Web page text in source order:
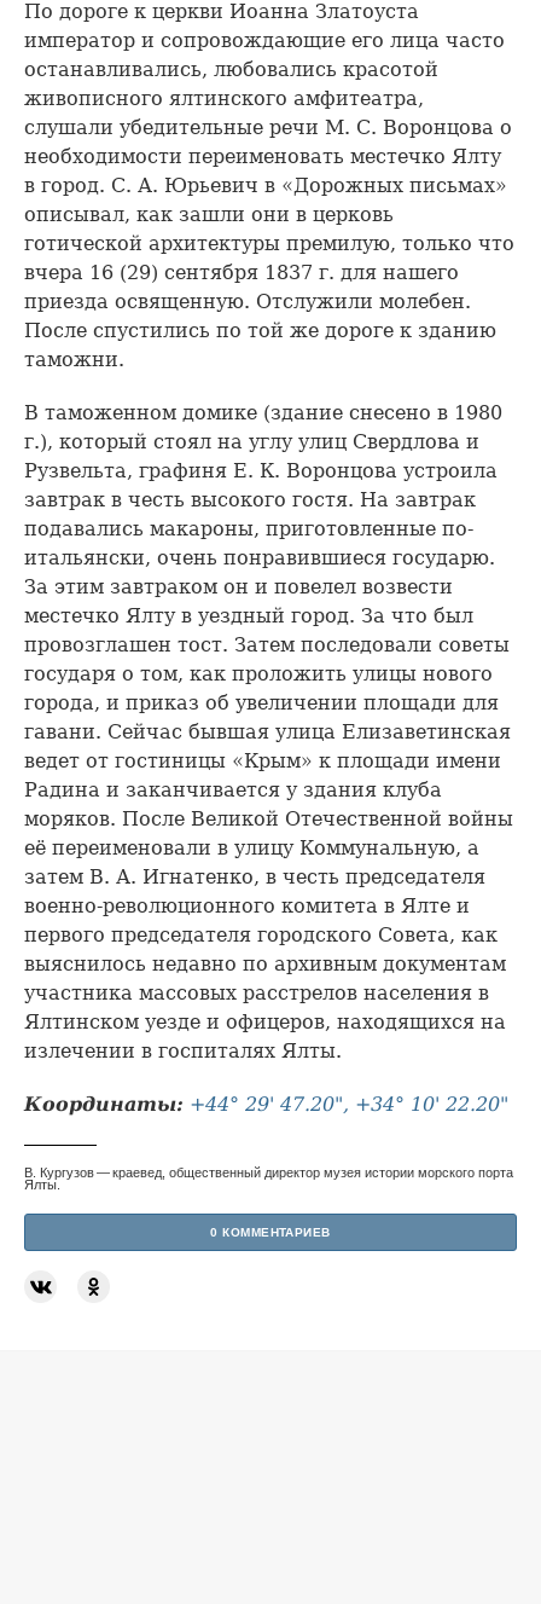
По дороге к церкви Иоанна Златоуста
император и сопровождающие его лица часто
останавливались, любовались красотой
живописного ялтинского амфитеатра,
слушали убедительные речи М. С. Воронцова о
необходимости переименовать местечко Ялту
в город. С. А. Юрьевич в «Дорожных письмах»
описывал, как зашли они в церковь
готической архитектуры премилую, только что
вчера 16 (29) сентября 1837 г. для нашего
приезда освященную. Отслужили молебен.
После спустились по той же дороге к зданию
таможни.
В таможенном домике (здание снесено в 1980
г.), который стоял на углу улиц Свердлова и
Рузвельта, графиня Е. К. Воронцова устроила
завтрак в честь высокого гостя. На завтрак
подавались макароны, приготовленные по-
итальянски, очень понравившиеся государю.
За этим завтраком он и повелел возвести
местечко Ялту в уездный город. За что был
провозглашен тост. Затем последовали советы
государя о том, как проложить улицы нового
города, и приказ об увеличении площади для
гавани. Сейчас бывшая улица Елизаветинская
ведет от гостиницы «Крым» к площади имени
Радина и заканчивается у здания клуба
моряков. После Великой Отечественной войны
её переименовали в улицу Коммунальную, а
затем В. А. Игнатенко, в честь председателя
военно-революционного комитета в Ялте и
первого председателя городского Совета, как
выяснилось недавно по архивным документам
участника массовых расстрелов населения в
Ялтинском уезде и офицеров, находящихся на
излечении в госпиталях Ялты.
Координаты: +44° 29' 47.20", +34° 10' 22.20"
В. Кургузов — краевед, общественный директор музея истории морского порта
Ялты.
0 КОММЕНТАРИЕВ